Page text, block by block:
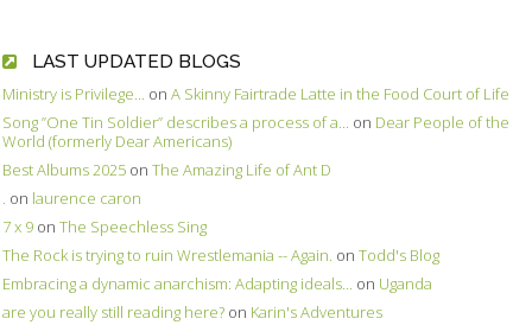
LAST UPDATED BLOGS
Ministry is Privilege... on A Skinny Fairtrade Latte in the Food Court of Life
Song ”One Tin Soldier” describes a process of a... on Dear People of the
World (formerly Dear Americans)
Best Albums 2025 on The Amazing Life of Ant D
. on laurence caron
7 x 9 on The Speechless Sing
The Rock is trying to ruin Wrestlemania -- Again. on Todd's Blog
Embracing a dynamic anarchism: Adapting ideals... on Uganda
are you really still reading here? on Karin's Adventures